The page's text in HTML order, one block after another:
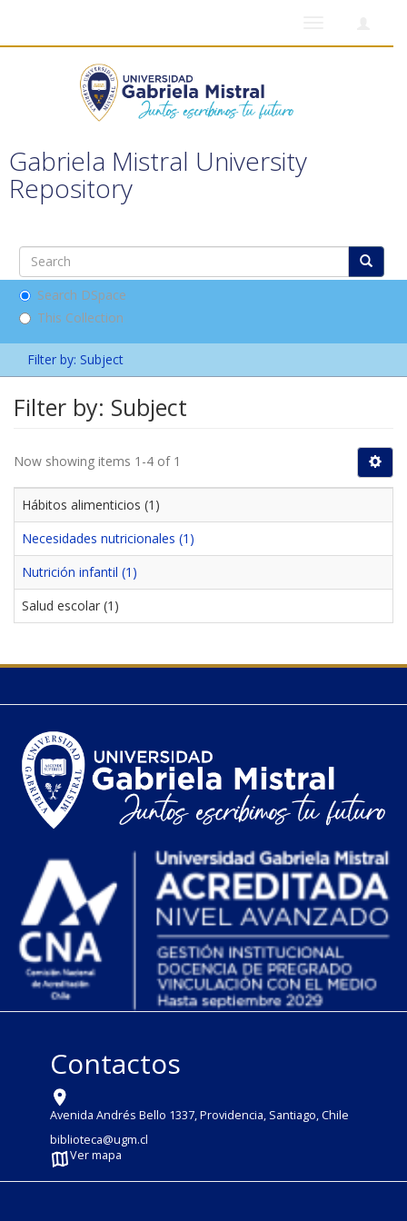
Gabriela Mistral University
Repository
Search DSpace
This Collection
Filter by: Subject
Filter by: Subject
Now showing items 1-4 of 1
Hábitos alimenticios (1)
Necesidades nutricionales (1)
Nutrición infantil (1)
Salud escolar (1)
Contactos
Avenida Andrés Bello 1337, Providencia, Santiago, Chile
biblioteca@ugm.cl
Ver mapa